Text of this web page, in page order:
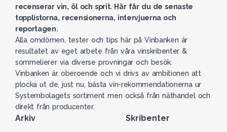
recenserar vin, öl och sprit. Här får du de senaste
topplistorna, recensionerna, intervjuerna och
reportagen.
Alla omdömen, tester och tips här på Vinbanken är
resultatet av eget arbete från våra vinskribenter &
sommelierer via diverse provningar och besök.
Vinbanken är oberoende och vi drivs av ambitionen att
plocka ut de, just nu, bästa vin-rekommendationerna ur
Systembolagets sortiment men också från näthandel och
direkt från producenter.
Arkiv Skribenter